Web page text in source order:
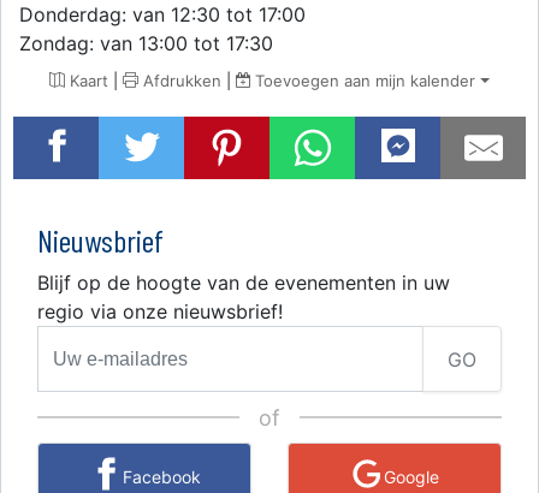
Donderdag: van 12:30 tot 17:00
Zondag: van 13:00 tot 17:30
Kaart | Afdrukken | Toevoegen aan mijn kalender
Nieuwsbrief
Blijf op de hoogte van de evenementen in uw
regio via onze nieuwsbrief!
GO
of
Facebook Google